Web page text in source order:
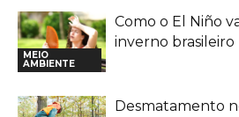
MEIO
AMBIENTE
Como o El Niño
inverno brasileiro
Desmatamento